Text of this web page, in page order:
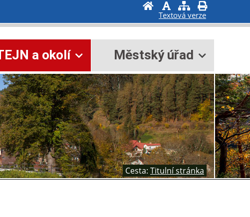
Textová verze
a okolí Městský úřad
Cesta: Titulní stránka